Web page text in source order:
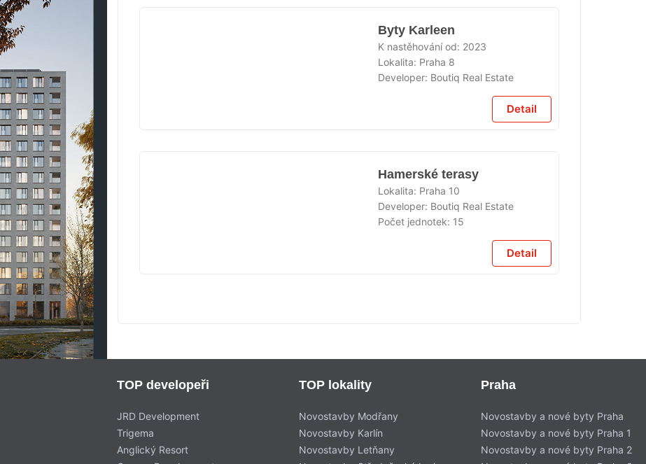
Byty Karleen
K nastěhování od: 2023
Lokalita: Praha 8
Developer: Boutiq Real Estate
Detail
Hamerské terasy
Lokalita: Praha 10
Developer: Boutiq Real Estate
Počet jednotek: 15
Detail
TOP developeři
JRD Development
Trigema
Anglický Resort
TOP lokality
Novostavby Modřany
Novostavby Karlín
Novostavby Letňany
Praha
Novostavby a nové byty Praha
Novostavby a nové byty Praha 1
Novostavby a nové byty Praha 2